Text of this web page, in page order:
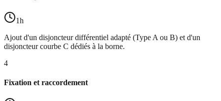
1h
Ajout d'un disjoncteur différentiel adapté (Type A ou B) et d'un
disjoncteur courbe C dédiés à la borne.
4
Fixation et raccordement